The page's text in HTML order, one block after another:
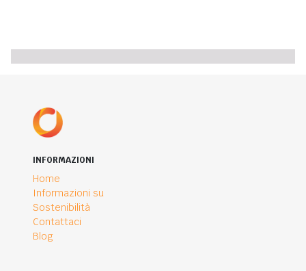
INFORMAZIONI
Home
Informazioni su
Sostenibilità
Contattaci
Blog